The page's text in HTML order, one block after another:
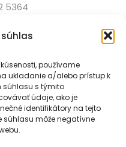
používame
ukladanie a/alebo prístup k
súhlasu s týmito
údaje, ako je
identifikátory na tejto
súhlasu môže negatívne
5364
denne od 9:0 do
line.hu
lode